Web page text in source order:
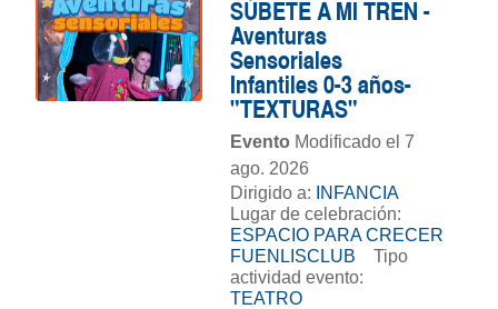
SÚBETE A MI TREN -
Aventuras
Sensoriales
Infantiles 0-3 años-
"TEXTURAS"
Evento Modificado el 7
ago. 2026
Dirigido a:
INFANCIA
Lugar de celebración:
ESPACIO PARA CRECER
FUENLISCLUB
Tipo
actividad evento:
TEATRO